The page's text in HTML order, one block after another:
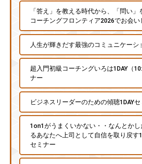
「答え」を教える時代から、「問い
コーチングフロンティア2026でお会
人生が輝きだす最強のコミュニケーシ
超入門初級コーチングいろは1DAY（
ナー
ビジネスリーダーのための傾聴1DAY
1on1がうまくいかない・・なんとか
るあなたへ上司として自信を取り戻す
セミナー